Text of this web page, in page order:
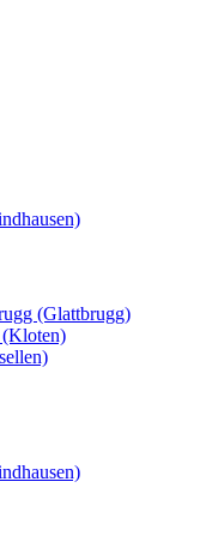
(Glattbrugg)
(Kloten)